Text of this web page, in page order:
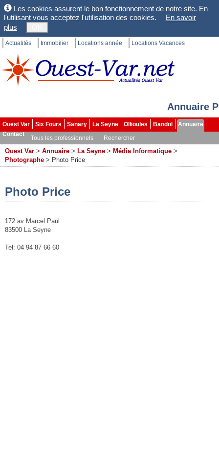
Les cookies assurent le bon fonctionnement de notre site. En
l'utilisant vous acceptez l'utilisation des cookies.
En savoir
plus
Actualités Immobilier Locations année Locations Vacances
Annuaire
Ouest Var Six Fours Sanary La Seyne Ollioules Bandol
Annuaire
Contact
Tous les professionnels Rechercher
Ouest Var > Annuaire > La Seyne > Média Informatique >
Photographe > Photo Price
Photo Price
172 av Marcel Paul
83500 La Seyne
Tel: 04 94 87 66 60